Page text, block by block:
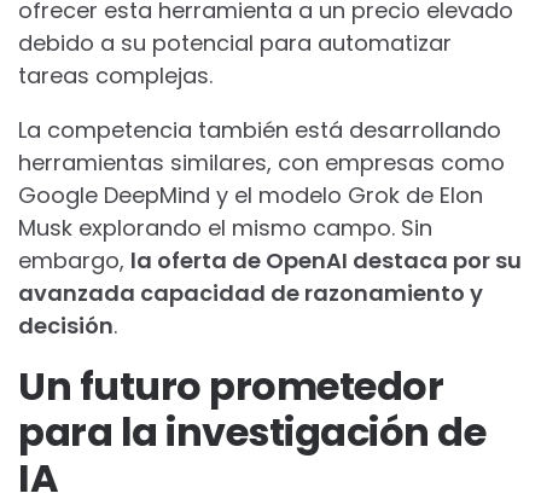
ofrecer esta herramienta a un precio elevado
debido a su potencial para automatizar
tareas complejas.
La competencia también está desarrollando
herramientas similares, con empresas como
Google DeepMind y el modelo Grok de Elon
Musk explorando el mismo campo. Sin
embargo, la oferta de OpenAI destaca por su
avanzada capacidad de razonamiento y
decisión.
Un futuro prometedor
para la investigación de
IA